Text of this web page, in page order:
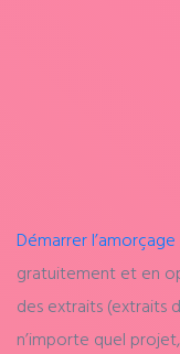
Démarrer l’amorçage
gratuitement et en
des extraits (extraits
n’importe quel